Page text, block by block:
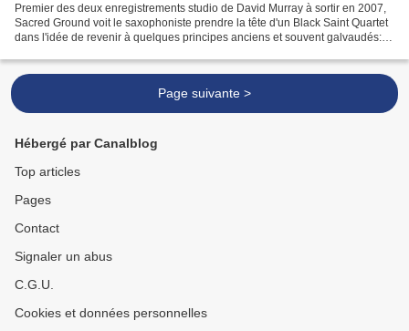
Premier des deux enregistrements studio de David Murray à sortir en 2007,
Sacred Ground voit le saxophoniste prendre la tête d'un Black Saint Quartet
dans l'idée de revenir à quelques principes anciens et souvent galvaudés:
Page suivante >
Hébergé par Canalblog
Top articles
Pages
Contact
Signaler un abus
C.G.U.
Cookies et données personnelles